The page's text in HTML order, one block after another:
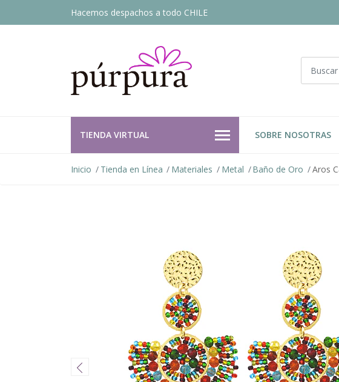
Hacemos despachos a todo CHILE
TIENDA VIRTUAL SOBRE NOSOTRAS
Inicio Tienda en Línea Materiales Metal Baño de Oro Aros